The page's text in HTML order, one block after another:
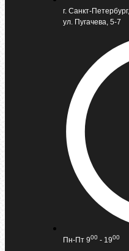
г. Санкт-Петербург,
ул. Пугачева, 5-7
Пн-Пт 900 - 1900